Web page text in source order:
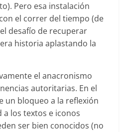
Pero esa instalación
el correr del tiempo (de
desafío de recuperar
historia aplastando la
el anacronismo
autoritarias. En el
un bloqueo a la reflexión
a los textos e iconos
ser bien conocidos (no